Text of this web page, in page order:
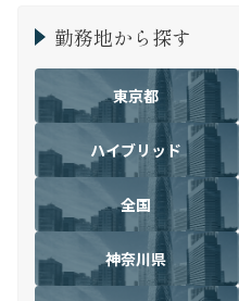
勤務地から探す
東京都
ハイブリッド
全国
神奈川県